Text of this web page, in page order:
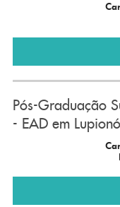
Pós-Graduação
- EAD em